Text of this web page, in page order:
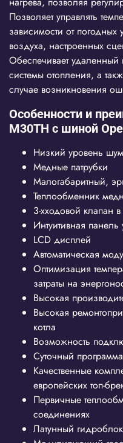
Позволяет управлять
зависимости от
воздуха, настроенных
Обеспечивает удаленный
системы отопления, а
случае возникновения
Особенности и
M30ТH c шиной
Низкий уровень
Медные патрубки
Малогабаритный,
Теплообменник
3-хходовой клапан
Интуитивная панель
LCD дисплей
Автоматическая
Оптимизация
затраты на
Высокая
Высокая
котла
Возможность
Суточный
Качественные
европейских топ-
Первичные
соединениях
Латунный гидроблок